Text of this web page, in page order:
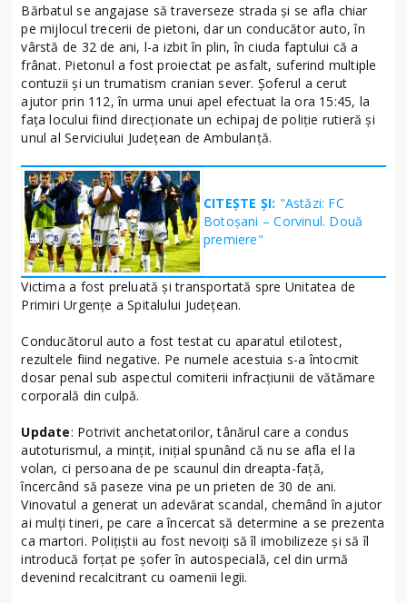
Bărbatul se angajase să traverseze strada și se afla chiar
pe mijlocul trecerii de pietoni, dar un conducător auto, în
vârstă de 32 de ani, l-a izbit în plin, în ciuda faptului că a
frânat. Pietonul a fost proiectat pe asfalt, suferind multiple
contuzii și un trumatism cranian sever. Șoferul a cerut
ajutor prin 112, în urma unui apel efectuat la ora 15:45, la
fața locului fiind direcționate un echipaj de poliție rutieră și
unul al Serviciului Județean de Ambulanță.
CITEȘTE ȘI: "Astăzi: FC
Botoșani – Corvinul. Două
premiere"
Victima a fost preluată și transportată spre Unitatea de
Primiri Urgențe a Spitalului Județean.
Conducătorul auto a fost testat cu aparatul etilotest,
rezultele fiind negative. Pe numele acestuia s-a întocmit
dosar penal sub aspectul comiterii infracțiunii de vătămare
corporală din culpă.
Update: Potrivit anchetatorilor, tânărul care a condus
autoturismul, a mințit, inițial spunând că nu se afla el la
volan, ci persoana de pe scaunul din dreapta-față,
încercând să paseze vina pe un prieten de 30 de ani.
Vinovatul a generat un adevărat scandal, chemând în ajutor
ai mulți tineri, pe care a încercat să determine a se prezenta
ca martori. Polițiștii au fost nevoiți să îl imobilizeze și să îl
introducă forțat pe șofer în autospecială, cel din urmă
devenind recalcitrant cu oamenii legii.